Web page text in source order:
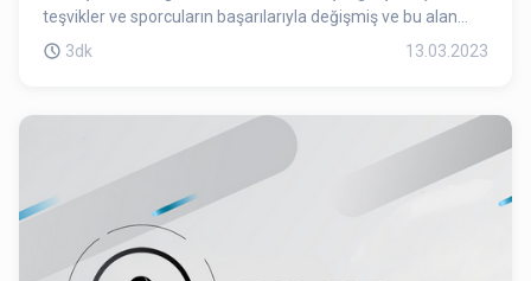
teşvikler ve sporcuların başarılarıyla değişmiş ve bu alan
oldukça bilinir hale gelmiştir. Küresel entegrasyonlara
eder bir hale gelmiştir.
3dk 13.03.2023